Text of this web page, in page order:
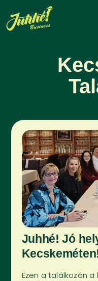
Juhhé! Jó
Ezen a találkozón